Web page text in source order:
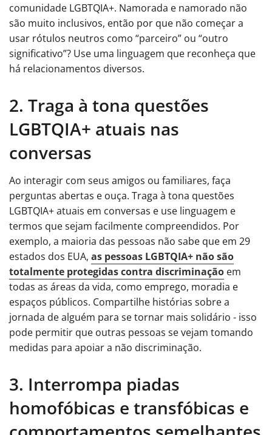
comunidade LGBTQIA+. Namorada e namorado não
são muito inclusivos, então por que não começar a
usar rótulos neutros como “parceiro” ou “outro
significativo”? Use uma linguagem que reconheça que
há relacionamentos diversos.
2. Traga à tona questões
LGBTQIA+ atuais nas
conversas
Ao interagir com seus amigos ou familiares, faça
perguntas abertas e ouça. Traga à tona questões
LGBTQIA+ atuais em conversas e use linguagem e
termos que sejam facilmente compreendidos. Por
exemplo, a maioria das pessoas não sabe que em 29
estados dos EUA, as pessoas LGBTQIA+ não são
totalmente protegidas contra discriminação em
todas as áreas da vida, como emprego, moradia e
espaços públicos. Compartilhe histórias sobre a
jornada de alguém para se tornar mais solidário - isso
pode permitir que outras pessoas se vejam tomando
medidas para apoiar a não discriminação.
3. Interrompa piadas
homofóbicas e transfóbicas e